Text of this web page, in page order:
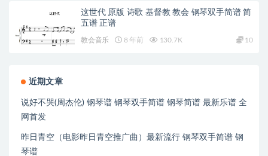
这世代 原版 诗歌 基督教 教会 钢琴双手简谱 简
五谱 正谱
教会音乐 8 年前 130.7K 10
近期文章
说好不哭(周杰伦) 钢琴谱 钢琴双手简谱 钢琴简谱 最新乐谱 全
网首发
昨日青空（电影昨日青空推广曲）最新流行 钢琴双手简谱 钢
琴谱